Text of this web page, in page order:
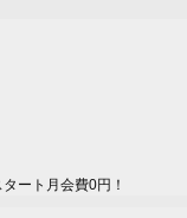
ート月会費0円！